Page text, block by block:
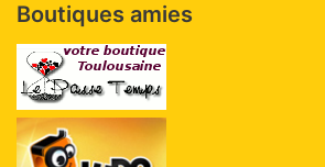
Boutiques amies